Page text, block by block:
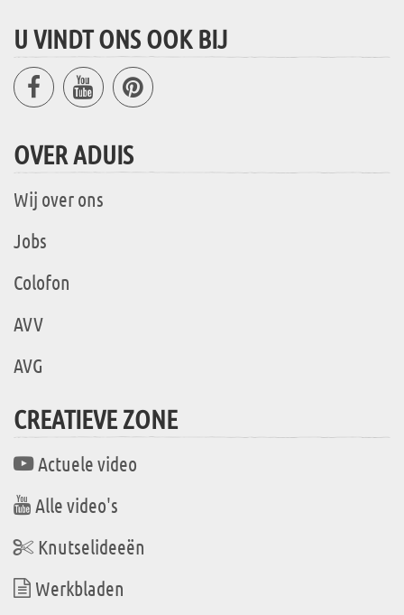
U VINDT ONS OOK BIJ
OVER ADUIS
Wij over ons
Jobs
Colofon
AVV
AVG
CREATIEVE ZONE
Actuele video
Alle video's
Knutselideeën
Werkbladen